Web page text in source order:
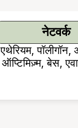
नेटवर्क
एथेरियम, पॉलीगॉन,
ऑप्टिमिज़्म, बेस,